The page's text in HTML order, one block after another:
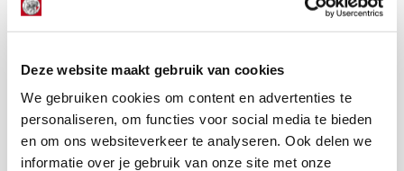
Deze website maakt gebruik van cookies
We gebruiken cookies om content en advertenties te
personaliseren, om functies voor social media te bieden
en om ons websiteverkeer te analyseren. Ook delen we
informatie over je gebruik van onze site met onze
in de afgelopen periode. Een paar weken terug had
PSV en FC Twente.”
AANBEVOLEN
Ajax knokt zich naar punt
tegen FC Twente en dit valt op